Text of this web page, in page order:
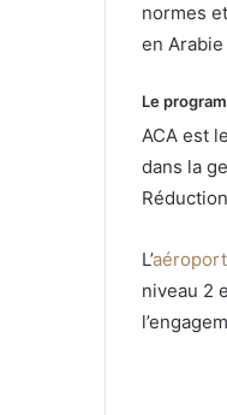
normes
en
Le
ACA est
dans la
L’aéroport
niveau 2